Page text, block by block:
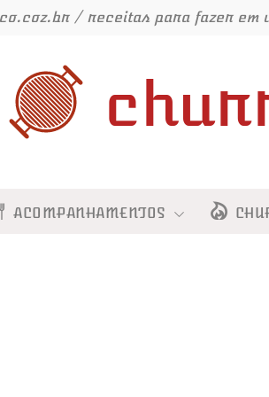
/ receitas para fazer em
ACOMPANHAMENTOS